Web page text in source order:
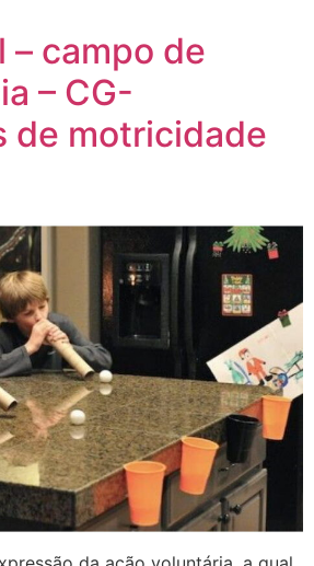
campo de
– CG-
de motricidade